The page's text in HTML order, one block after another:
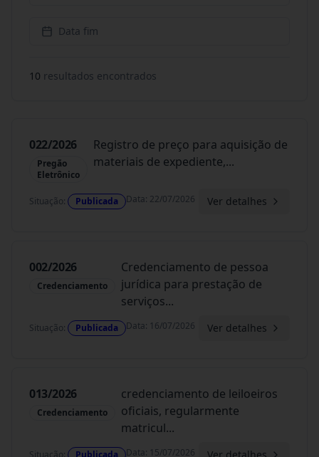
Data fim
10 resultados encontrados
022/2026
Pregão
Eletrônico
Registro de preço para aquisição de
materiais de expediente,...
Situação: Publicada Data: 22/07/2026 Ver detalhes
002/2026
Credenciamento
Credenciamento de pessoa
jurídica para prestação de
serviços...
Situação: Publicada Data: 16/07/2026 Ver detalhes
013/2026
Credenciamento
credenciamento de leiloeiros
oficiais, regularmente
matricul...
Situação: Publicada Data: 15/07/2026